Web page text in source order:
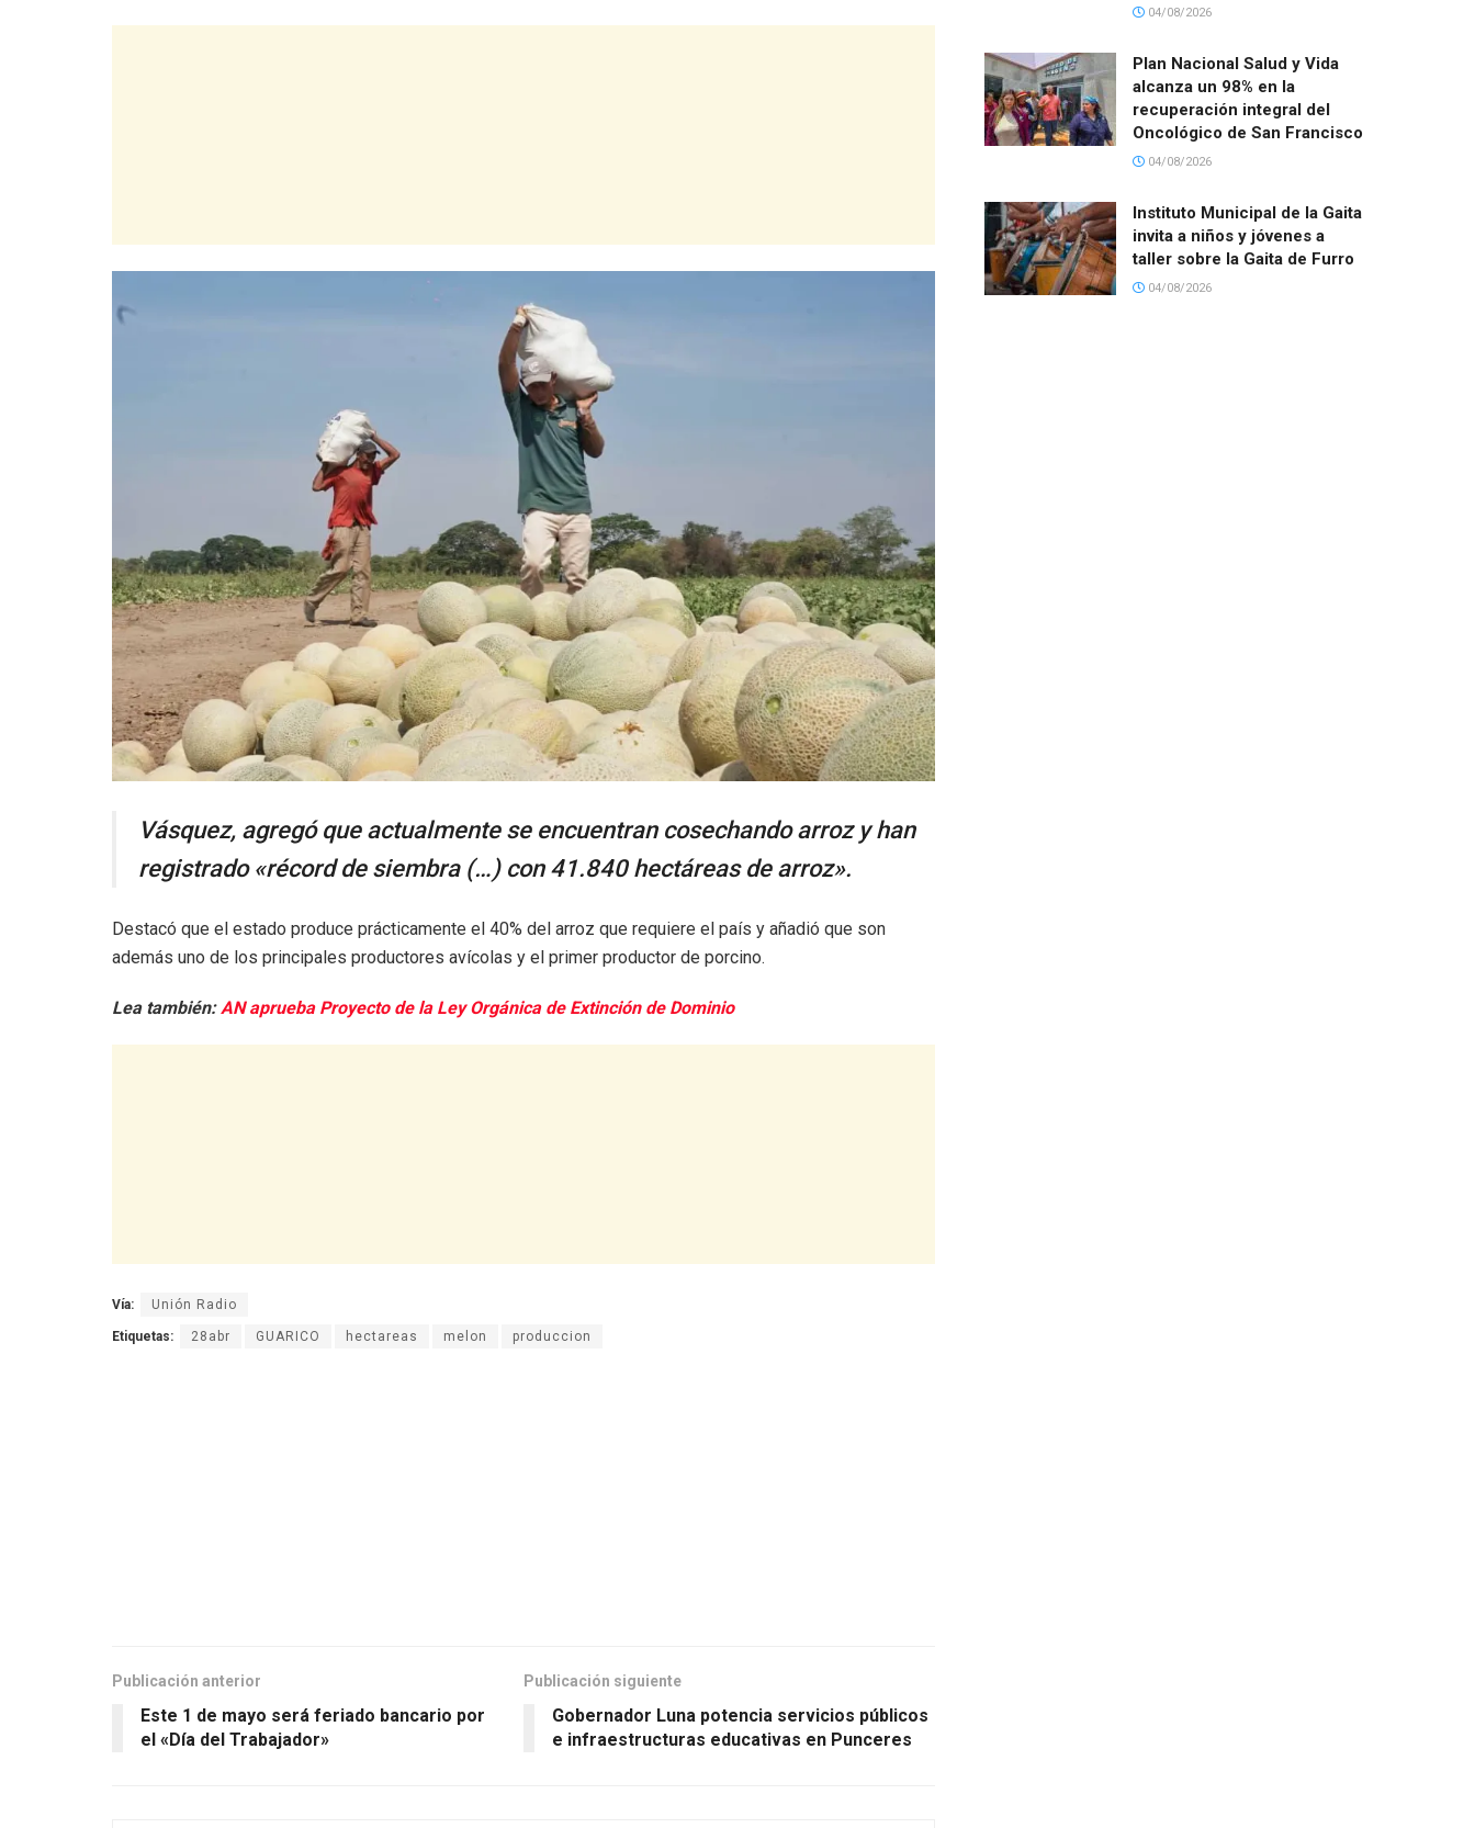
Vásquez, agregó que actualmente se encuentran cosechando arroz y han
registrado «récord de siembra (…) con 41.840 hectáreas de arroz».
Destacó que el estado produce prácticamente el 40% del arroz que requiere el país y añadió que son
además uno de los principales productores avícolas y el primer productor de porcino.
Lea también:AN aprueba Proyecto de la Ley Orgánica de Extinción de Dominio
Vía: Unión Radio
Etiquetas: 28abr GUARICO hectareas melon produccion
Publicación anterior
Este 1 de mayo será feriado bancario por
el «Día del Trabajador»
Publicación siguiente
Gobernador Luna potencia servicios públicos
e infraestructuras educativas en Punceres
04/08/2026
Plan Nacional Salud y Vida
alcanza un 98% en la
recuperación integral del
Oncológico de San Francisco
04/08/2026
Instituto Municipal de la Gaita
invita a niños y jóvenes a
taller sobre la Gaita de Furro
04/08/2026